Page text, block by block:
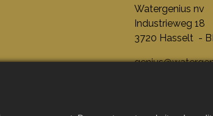
Watergenius nv
Industrieweg 18
3720 Hasselt -